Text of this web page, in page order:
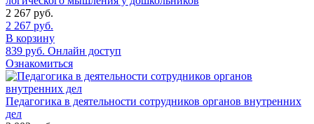
2 267 руб.
2 267 руб.
В корзину
839 руб. Онлайн доступ
Ознакомиться
Педагогика в деятельности сотрудников органов внутренних
дел